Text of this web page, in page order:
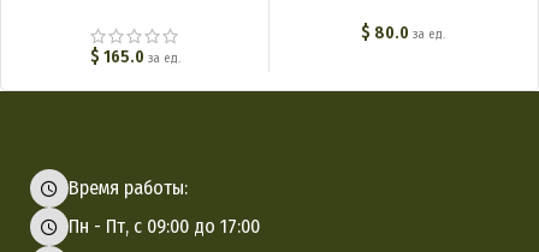
внутренних войск. Обр. 43 г. M3-
126-U
$ 165.0 за ед.
$ 80.0 за ед.
Время работы:
Пн - Пт, с 09:00 до 17:00